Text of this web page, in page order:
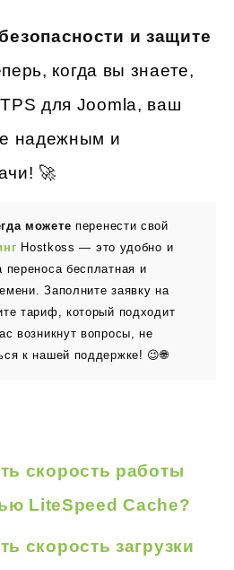
и защите
когда вы знаете,
для Joomla, ваш
надежным и
🚀
можете перенести свой
Hostkoss — это удобно и
переноса бесплатная и
Заполните заявку на
тариф, который подходит
возникнут вопросы, не
к нашей поддержке! 😉🌐
скорость работы
LiteSpeed Cache?
скорость загрузки